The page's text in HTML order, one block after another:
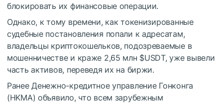
блокировать их финансовые операции.
Однако, к тому времени, как токенизированные
судебные постановления попали к адресатам,
владельцы криптокошельков, подозреваемые в
мошенничестве и краже 2,65 млн $USDT, уже вывели
часть активов, переведя их на биржи.
Ранее Денежно-кредитное управление Гонконга
(HKMA) объявило, что всем зарубежным